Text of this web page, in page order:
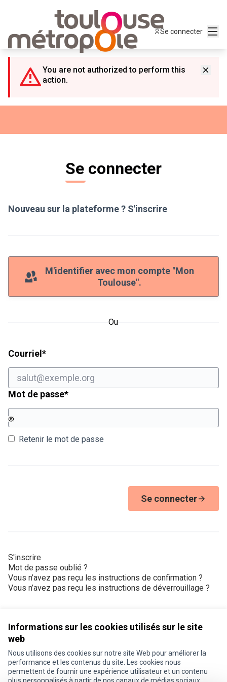
Informations sur les cookies utilisés sur le site
web
Nous utilisons des cookies sur notre site Web pour améliorer la
performance et les contenus du site. Les cookies nous
permettent de fournir une expérience utilisateur et un contenu
Se connecter
You are not authorized to perform this
action.
Se connecter
Nouveau sur la plateforme ? S'inscrire
M'identifier avec mon compte "Mon
Toulouse".
Ou
Courriel *Champ obligatoire
Mot de passe*Champ obligatoire
Retenir le mot de passe
Se connecter
S'inscrire
Mot de passe oublié ?
Vous n’avez pas reçu les instructions de confirmation ?
Vous n’avez pas reçu les instructions de déverrouillage ?
Conditions d'utilisation
Paramètres des cookies
Je participe ! sur X
Je participe ! sur Facebook
Je participe ! sur Instagram